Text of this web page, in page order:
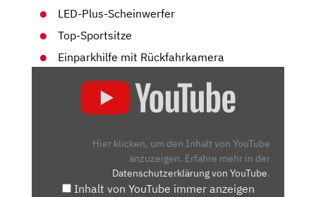
LED-Plus-Scheinwerfer
Top-Sportsitze
Einparkhilfe mit Rückfahrkamera
Hier klicken, um den Inhalt von YouTube
anzuzeigen. Erfahre mehr in der
Datenschutzerklärung von YouTube.
Inhalt von YouTube immer anzeigen